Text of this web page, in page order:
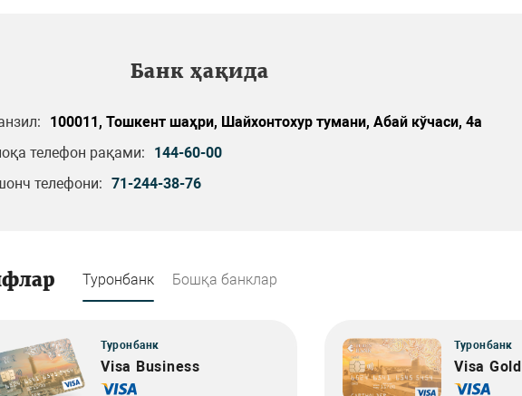
Банк ҳақида
100011, Тошкент шаҳри, Шайхонтохур тумани, Абай кўчаси, 4а
телефон рақами:
144-60-00
телефони: 71-244-38-76
Туронбанк Бошқа банклар
Туронбанк
Visa Business
Туронбанк
Visa Gold